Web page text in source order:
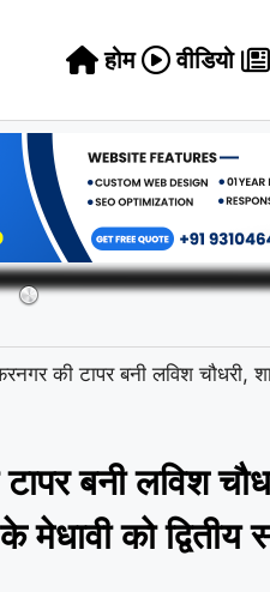
होम वीडियो
की टापर बनी लविश चौधरी,
बनी लविश
मेधावी को द्वितीय